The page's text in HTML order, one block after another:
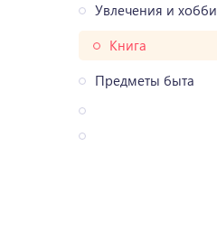
Увлечения и хобби
Книга
Предметы быта